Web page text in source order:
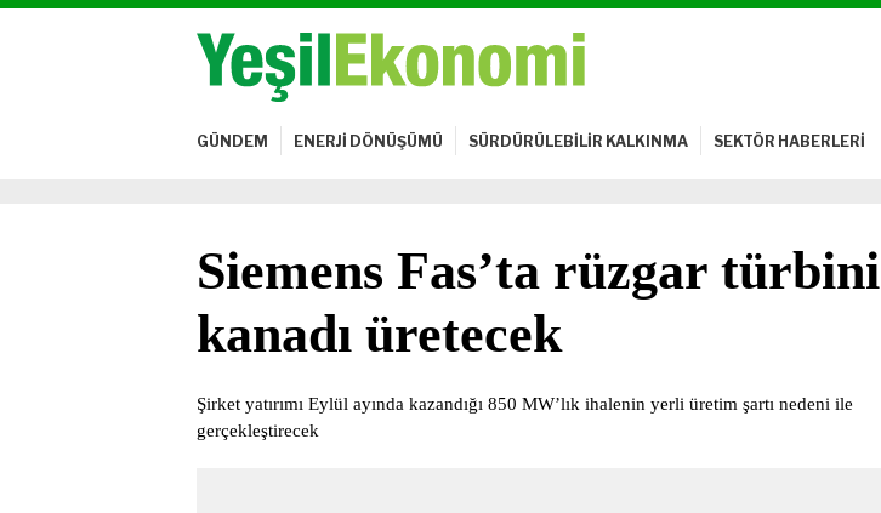
GÜNDEM ENERJİ DÖNÜŞÜMÜ SÜRDÜRÜLEBİLİR KALKINMA SEKTÖR HABERLERİ
Siemens Fas’ta rüzgar türbini
kanadı üretecek
Şirket yatırımı Eylül ayında kazandığı 850 MW’lık ihalenin yerli üretim şartı nedeni ile
gerçekleştirecek